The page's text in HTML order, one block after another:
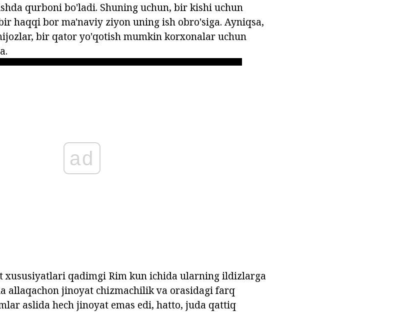
qurboni bo'ladi. Shuning uchun, bir kishi uchun
haqqi bor ma'naviy ziyon uning ish obro'siga. Ayniqsa,
bir qator yo'qotish mumkin korxonalar uchun
ad
xususiyatlari qadimgi Rim kun ichida ularning ildizlarga
allaqachon jinoyat chizmachilik va orasidagi farq
aslida hech jinoyat emas edi, hatto, juda qattiq